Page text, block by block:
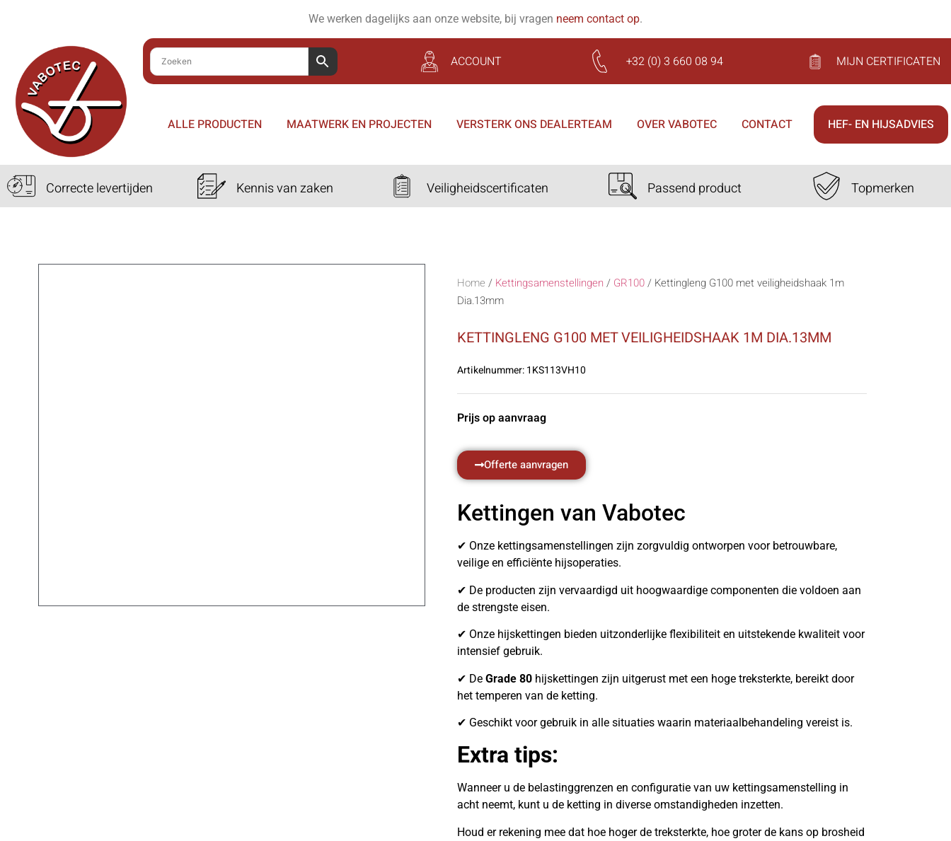
We werken dagelijks aan onze website, bij vragen neem contact op.
ACCOUNT +32 (0) 3 660 08 94 MIJN CERTIFICATEN
ALLE PRODUCTEN MAATWERK EN PROJECTEN VERSTERK ONS DEALERTEAM OVER VABOTEC CONTACT HEF- EN HIJSADVIES
Correcte levertijden Kennis van zaken Veiligheidscertificaten Passend product Topmerken
Home / Kettingsamenstellingen / GR100/ Kettingleng G100 met veiligheidshaak 1m
Dia.13mm
KETTINGLENG G100 MET VEILIGHEIDSHAAK 1M DIA.13MM
Artikelnummer:1KS113VH10
Prijs op aanvraag
Offerte aanvragen
Kettingen van Vabotec
✔ Onze kettingsamenstellingen zijn zorgvuldig ontworpen voor betrouwbare,
veilige en efficiënte hijsoperaties.
✔ De producten zijn vervaardigd uit hoogwaardige componenten die voldoen aan
de strengste eisen.
✔ Onze hijskettingen bieden uitzonderlijke flexibiliteit en uitstekende kwaliteit voor
intensief gebruik.
✔ De Grade 80 hijskettingen zijn uitgerust met een hoge treksterkte, bereikt door
het temperen van de ketting.
✔ Geschikt voor gebruik in alle situaties waarin materiaalbehandeling vereist is.
Extra tips:
Wanneer u de belastinggrenzen en configuratie van uw kettingsamenstelling in
acht neemt, kunt u de ketting in diverse omstandigheden inzetten.
Houd er rekening mee dat hoe hoger de treksterkte, hoe groter de kans op brosheid